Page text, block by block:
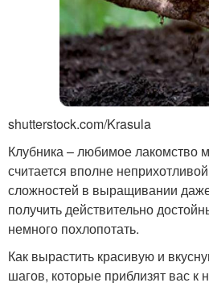
shutterstock.com/Krasula
Клубника – любимое лакомство
считается вполне
сложностей в выращивании
получить действительно
немного похлопотать.
Как вырастить красивую и
шагов, которые приблизят вас